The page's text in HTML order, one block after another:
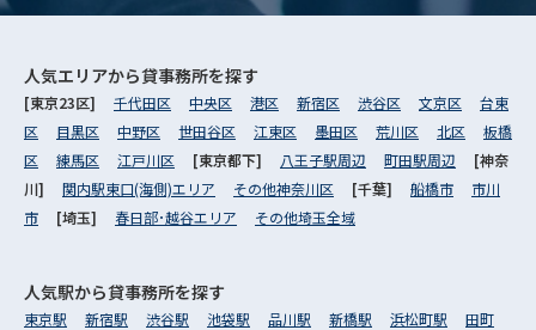
人気エリアから貸事務所を探す
[東京23区] 千代田区 中央区 港区 新宿区 渋谷区 文京区
台東
区
目黒区 中野区 世田谷区 江東区 墨田区 荒川区 北区
板橋
区
練馬区 江戸川区 [東京都下] 八王子駅周辺 町田駅周辺
[神奈
川] 関内駅東口(海側)エリア その他神奈川区 [千葉] 船橋市
市川
市
[埼玉] 春日部･越谷エリア その他埼玉全域
人気駅から貸事務所を探す
東京駅 新宿駅 渋谷駅 池袋駅 品川駅 新橋駅 浜松町駅
田町